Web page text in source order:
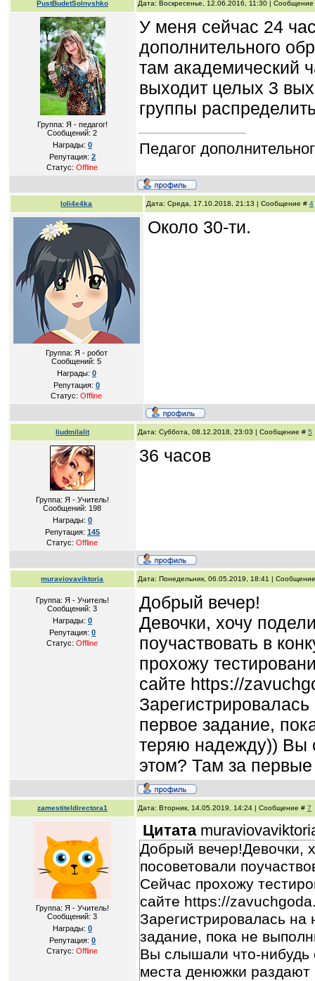
PustBudetSolnyshko Дата: Воскресенье, 12.06.2016, 11:30 |
Группа: Я - педагог!
Сообщений:2
Награды: 0
Репутация: 2
Статус:Offline
У меня сейчас 24
дополнительного
там академический
выходит целых 3
группы
Педагог
loli4e4ka Дата: Среда, 17.10.2018, 21:13 | Сообщение # 4
Группа: Я - робот
Сообщений:5
Награды: 0
Репутация: 0
Статус:Offline
Около 30-ти.
liudmilalit Дата: Суббота, 08.12.2018, 23:03 | Сообщение # 5
Группа: Я - Учитель!
Сообщений: 198
Награды: 0
Репутация: 145
Статус:Offline
36 часов
muraviovaviktoria Дата: Понедельник, 06.05.2019, 18:41 |
Группа: Я - Учитель!
Сообщений:3
Награды: 0
Репутация: 0
Статус:Offline
Добрый вечер!
Девочки, хочу
поучаствовать в
прохожу
сайте https://
первое задание,
теряю надежду)) Вы
этом? Там за
zamestiteldirectora1 Дата: Вторник, 14.05.2019, 14:24 | Сообщение # 7
Группа: Я - Учитель!
Сообщений:3
Награды: 0
Репутация: 0
Статус:Offline
Цитата
Добрый вечер!Девочки,
посоветовали
Сейчас прохожу
сайте https://
Зарегистрировалась
задание, пока не
Вы слышали что-нибудь
места денюжки раздают